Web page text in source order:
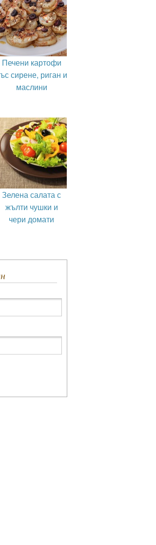
Печени картофи
сирене, риган и
маслини
Зелена салата с
жълти чушки и
чери домати